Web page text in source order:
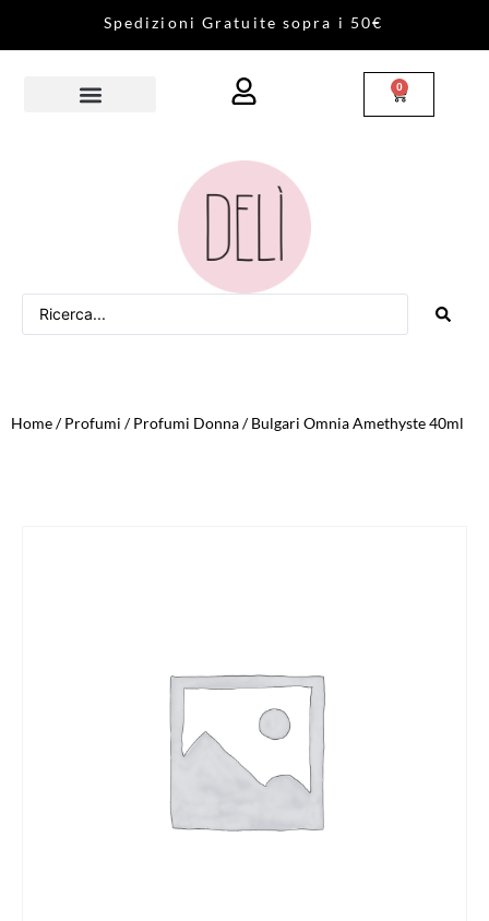
Sped izi on i Gratu ite sopra i 50€
0
Home/Profumi /Profumi Donna/ Bulgari Omnia Amethyste 40ml